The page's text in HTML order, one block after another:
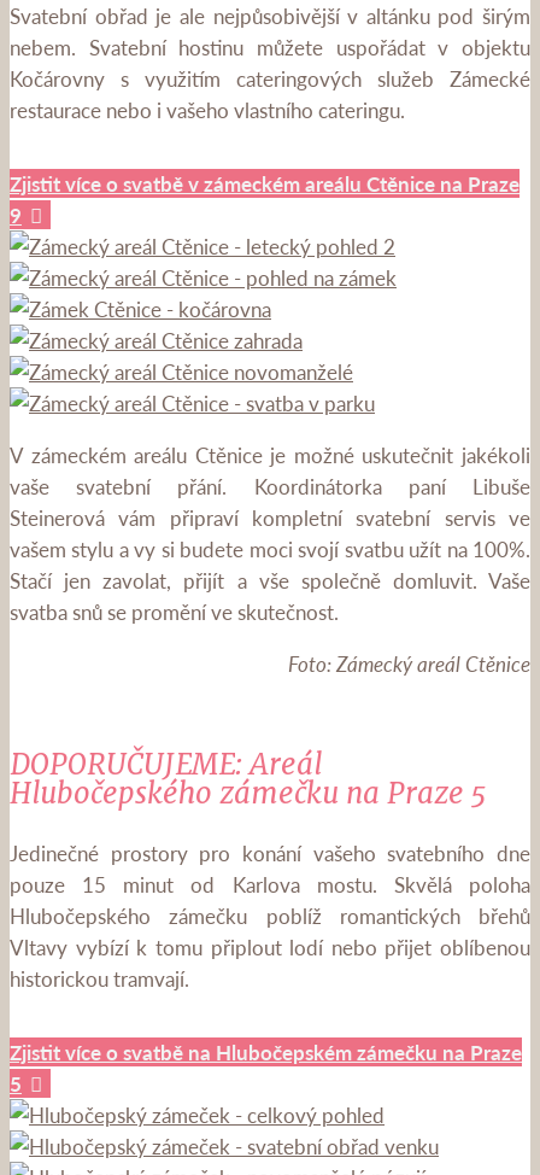
Svatební obřad je ale nejpůsobivější v altánku pod širým
nebem. Svatební hostinu můžete uspořádat v objektu
Kočárovny s využitím cateringových služeb Zámecké
restaurace nebo i vašeho vlastního cateringu.
Zjistit více o svatbě v zámeckém areálu Ctěnice na Praze
9
V zámeckém areálu Ctěnice je možné uskutečnit jakékoli
vaše svatební přání. Koordinátorka paní Libuše
Steinerová vám připraví kompletní svatební servis ve
vašem stylu a vy si budete moci svojí svatbu užít na 100%.
Stačí jen zavolat, přijít a vše společně domluvit. Vaše
svatba snů se promění ve skutečnost.
Foto: Zámecký areál Ctěnice
DOPORUČUJEME: Areál
Hlubočepského zámečku na Praze 5
Jedinečné prostory pro konání vašeho svatebního dne
pouze 15 minut od Karlova mostu. Skvělá poloha
Hlubočepského zámečku poblíž romantických břehů
Vltavy vybízí k tomu připlout lodí nebo přijet oblíbenou
historickou tramvají.
Zjistit více o svatbě na Hlubočepském zámečku na Praze
5